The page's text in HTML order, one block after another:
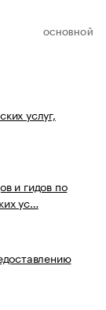
ОСНОВНОЙ
услуг,
и гидов по
ус…